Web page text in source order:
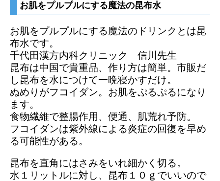
お肌をプルプルにする魔法の昆布水
お肌をプルプルにする魔法のドリンクとは昆
布水です。
千代田漢方内科クリニック 信川先生
昆布は中国で貴重品、作り方は簡単。市販だ
し昆布を水につけて一晩寝かすだけ。
ぬめりがフコイダン。お肌をぷるぷるになり
ます。
食物繊維で整腸作用、便通、肌荒れ予防。
フコイダンは紫外線による炎症の回復を早め
る可能性がある。
昆布を直角にはさみをいれ細かく切る。
水１リットルに対し、昆布１０ｇでいいので